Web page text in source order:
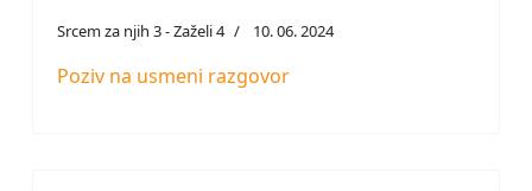
Srcem za njih 3 - Zaželi 4 10. 06. 2024
Poziv na usmeni razgovor